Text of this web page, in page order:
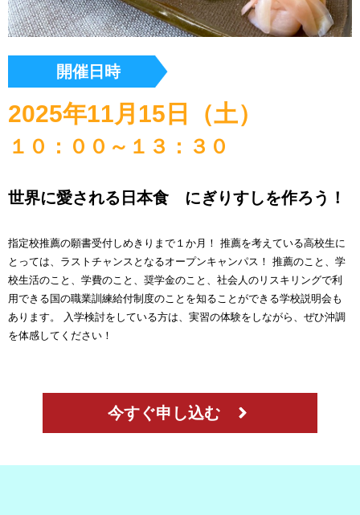
開催日時
2025年11月15日（土）
１０：００～１３：３０
世界に愛される日本食 にぎりすしを作ろう！
指定校推薦の願書受付しめきりまで１か月！ 推薦を考えている高校生に
とっては、ラストチャンスとなるオープンキャンパス！ 推薦のこと、学
校生活のこと、学費のこと、奨学金のこと、社会人のリスキリングで利
用できる国の職業訓練給付制度のことを知ることができる学校説明会も
あります。 入学検討をしている方は、実習の体験をしながら、ぜひ沖調
を体感してください！
今すぐ申し込む